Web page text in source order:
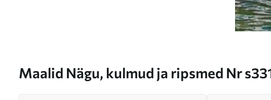
Maalid Nägu, kulmud ja ripsmed Nr